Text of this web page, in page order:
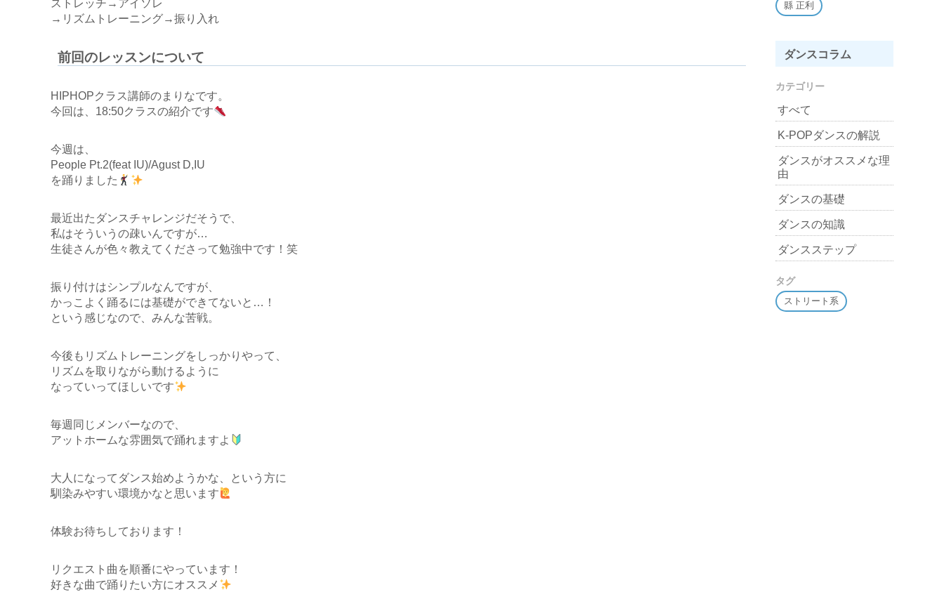
ストレッチ→アイソレ
→リズムトレーニング→振り入れ
前回のレッスンについて
HIPHOPクラス講師のまりなです。
今回は、18:50クラスの紹介です
今週は、
People Pt.2(feat IU)/Agust D,IU
を踊りました
最近出たダンスチャレンジだそうで、
私はそういうの疎いんですが…
生徒さんが色々教えてくださって勉強中です！笑
振り付けはシンプルなんですが、
かっこよく踊るには基礎ができてないと…！
という感じなので、みんな苦戦。
今後もリズムトレーニングをしっかりやって、
リズムを取りながら動けるように
なっていってほしいです
毎週同じメンバーなので、
アットホームな雰囲気で踊れますよ
大人になってダンス始めようかな、という方に
馴染みやすい環境かなと思います
体験お待ちしております！
リクエスト曲を順番にやっています！
好きな曲で踊りたい方にオススメ
縣 正利
ダンスコラム
カテゴリー
すべて
K-POPダンスの解説
ダンスがオススメな理
由
ダンスの基礎
ダンスの知識
ダンスステップ
タグ
ストリート系